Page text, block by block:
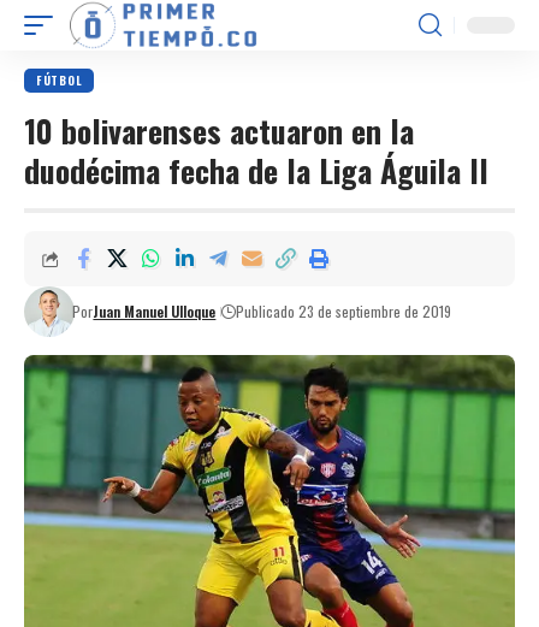
FÚTBOL
10 bolivarenses actuaron en la
duodécima fecha de la Liga Águila II
PorJuan Manuel Ulloque Publicado 23 de septiembre de 2019